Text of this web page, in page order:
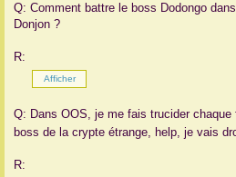
Q: Comment battre le boss Dodongo
Donjon ?
R:
Q: Dans OOS, je me fais trucider
boss de la crypte étrange, help, je vais
R: